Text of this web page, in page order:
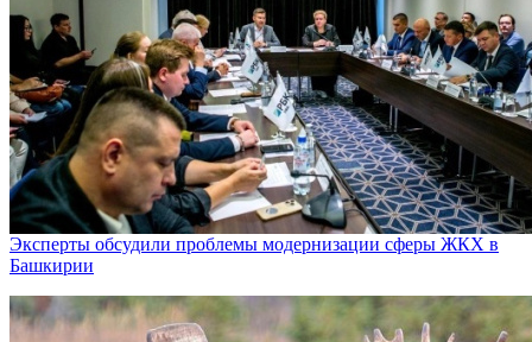
Эксперты обсудили проблемы модернизации сферы ЖКХ в
Башкирии